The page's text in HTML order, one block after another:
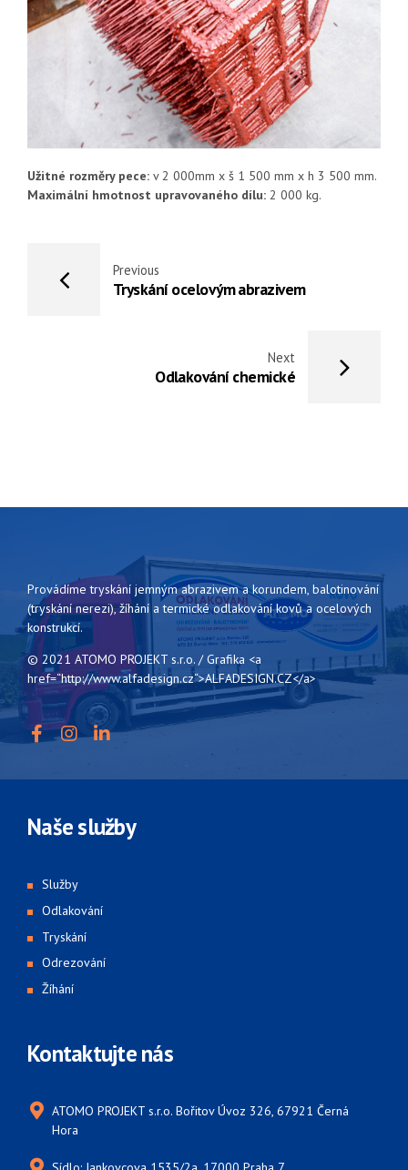
Užitné rozměry pece: v 2 000mm x š 1 500 mm x h 3 500 mm.
Maximální hmotnost upravovaného dílu: 2 000 kg.
Previous
Tryskání ocelovým abrazivem
Next
Odlakování chemické
Provádíme tryskání jemným abrazivem a korundem, balotinování
(tryskání nerezi), žíhání a termické odlakování kovů a ocelových
konstrukcí.
© 2021 ATOMO PROJEKT s.r.o. / Grafika <a
href=“http://www.alfadesign.cz“>ALFADESIGN.CZ</a>
Naše služby
Služby
Odlakování
Tryskání
Odrezování
Žíhání
Kontaktujte nás
ATOMO PROJEKT s.r.o. Bořitov Úvoz 326, 67921 Černá
Hora